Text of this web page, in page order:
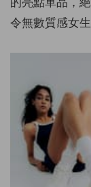
令無數質感女